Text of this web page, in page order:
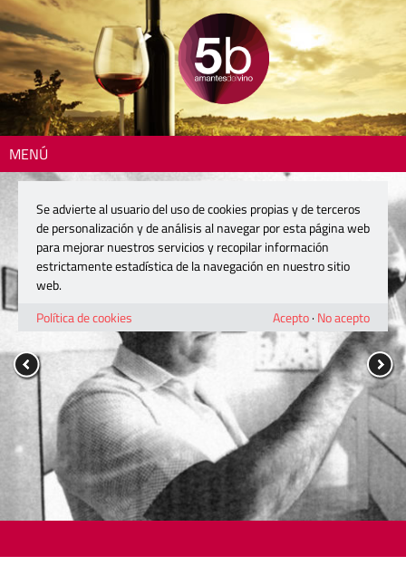
MENÚ
Se advierte al usuario del uso de cookies propias y de terceros
de personalización y de análisis al navegar por esta página web
para mejorar nuestros servicios y recopilar información
estrictamente estadística de la navegación en nuestro sitio
web.
Política de cookies
Acepto· No acepto